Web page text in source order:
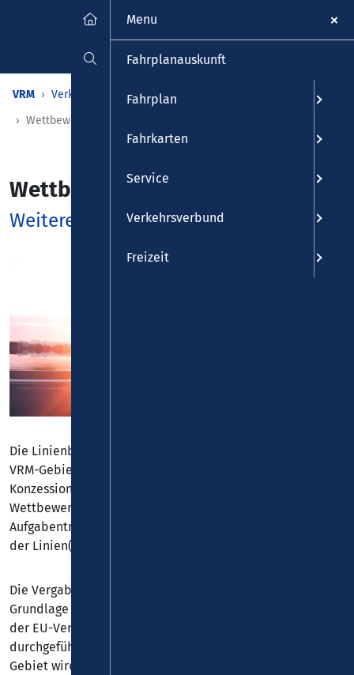
VRM Verkehrsverbund
Über uns
Wettbewerb im Busverkehr
Wettbewerb im Busverkehr
Weiterentwicklung als stetiges Ziel
Die Linienbündelungskonzepte der Aufgabenträger im
VRM-Gebiet beinhalten die Harmonisierung von
Konzessionslaufzeiten und stellen einen geordneten
Wettbewerbskalender dar. Dabei soll nach Vorstellung der
Aufgabenträger grundsätzlich die Eigenwirtschaftlichkeit
der Linien(-bündel) erhalten werden.
Die Vergabeverfahren im Busverkehr werden auf
Grundlage des Personenbeförderungsgesetzes (PBefG) und
der EU-Verordnung 1370/2007 oder nach VOL/A
durchgeführt. Der Wettbewerb im Busverkehr im VRM-
Gebiet wird charakterisiert durch einen
Menu
Fahrplanauskunft
Fahrplan
Fahrkarten
Service
Verkehrsverbund
Freizeit